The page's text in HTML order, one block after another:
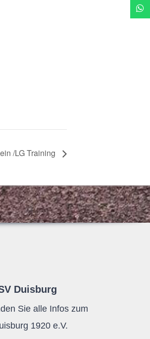
/​LG Training
Duisburg
Sie alle Infos zum
1920 e.V.